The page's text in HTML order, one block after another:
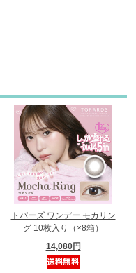
トパーズ ワンデー モカリン
グ 10枚入り（×8箱）
14,080円